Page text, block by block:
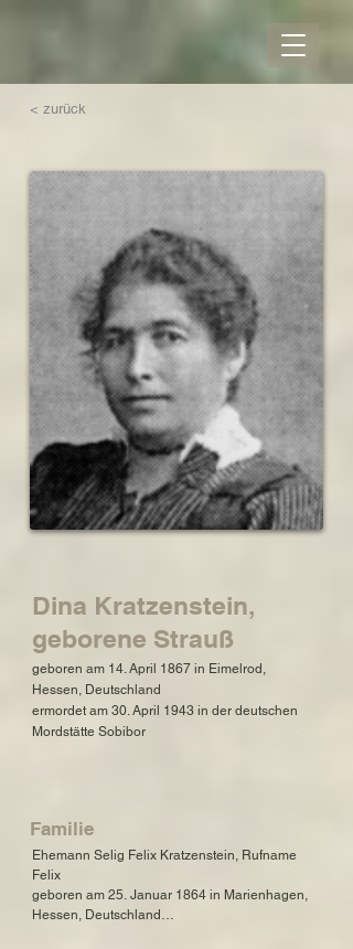
< zurück
Dina Kratzenstein,
geborene Strauß
geboren am 14. April 1867 in Eimelrod,
Hessen, Deutschland
ermordet am 30. April 1943 in der deutschen
Mordstätte Sobibor
Familie
Ehemann Selig Felix Kratzenstein, Rufname
Felix
geboren am 25. Januar 1864 in Marienhagen,
Hessen, Deutschland